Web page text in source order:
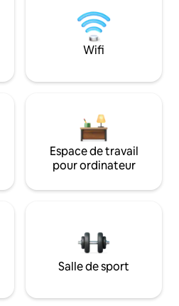
Wifi
Espace de travail
pour ordinateur
Salle de sport